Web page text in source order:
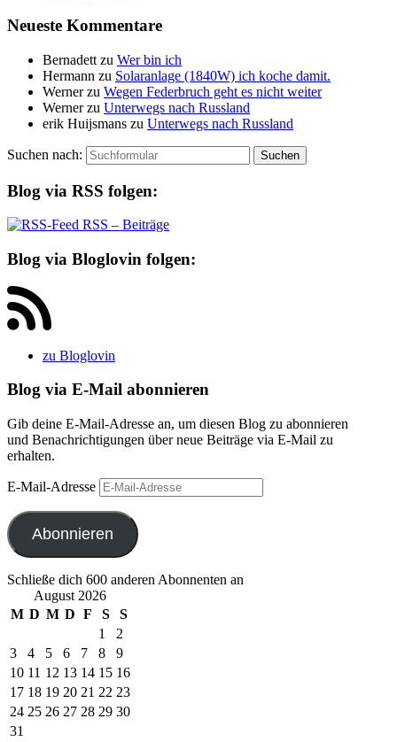
Neueste Kommentare
Bernadett zu Wer bin ich
Hermann zu Solaranlage (1840W) ich koche damit.
Wernerzu Wegen Federbruch geht es nicht weiter
Wernerzu Unterwegs nach Russland
erik Huijsmans zu Unterwegs nach Russland
Suchen nach:
Blog via RSS folgen:
RSS – Beiträge
Blog via Bloglovin folgen:
zu Bloglovin
Blog via E-Mail abonnieren
Gib deine E-Mail-Adresse an, um diesen Blog zu abonnieren
und Benachrichtigungen über neue Beiträge via E-Mail zu
erhalten.
E-Mail-Adresse
Abonnieren
Schließe dich 600 anderen Abonnenten an
August 2026
M D M D F S
S
1
2
3
4 5 6 7 8
9
10 11 12 13 14 15 16
17 18 19 20 21 22 23
24 25 26 27 28 29 30
31